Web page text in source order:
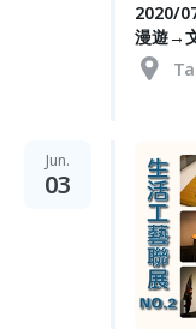
2020/
漫遊→
Jun.
03